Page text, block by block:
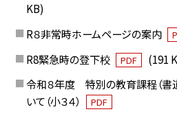
KB)
R８非常時ホームページの案内
R8緊急時の登下校
PDF
(191
令和８年度 特別の教育課程（書
いて（小３４）
PDF